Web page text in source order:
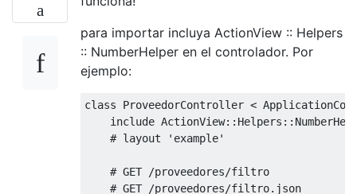
para importar incluya ActionView :: Helpers
:: NumberHelper en el controlador. Por
ejemplo:
class ProveedorController <
    include
ActionView:: Helpers ::
# layout 'example'
# GET /proveedores/filtro
# GET /proveedores/filtro.json